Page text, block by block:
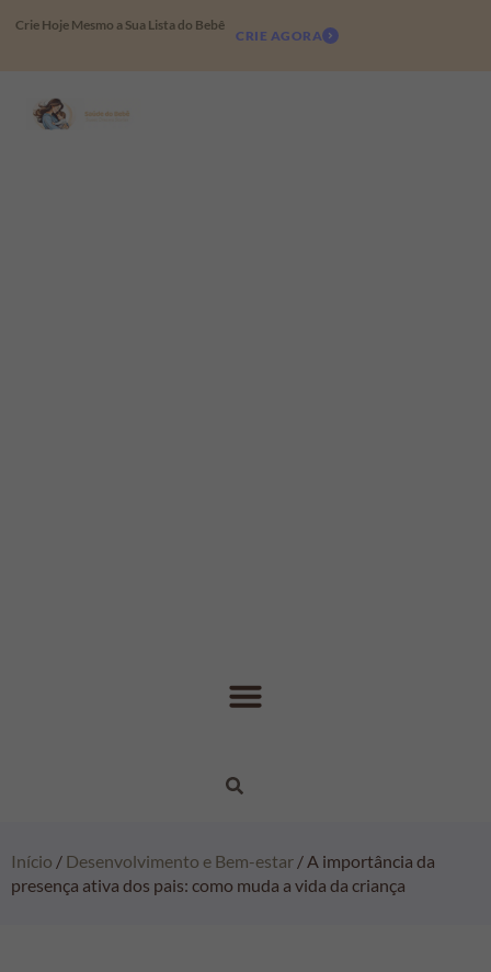
Crie Hoje Mesmo a Sua Lista do Bebê
CRIE AGORA
Início / Desenvolvimento e Bem-estar / A importância da
presença ativa dos pais: como muda a vida da criança